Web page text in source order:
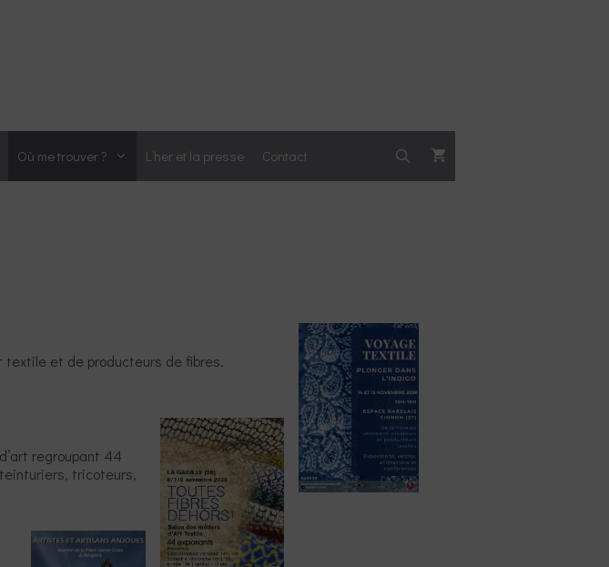
Où me trouver ? L’her et la presse Contact
textile et de producteurs de fibres.
regroupant 44
tricoteurs,